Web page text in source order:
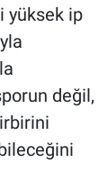
yüksek ip
değil,